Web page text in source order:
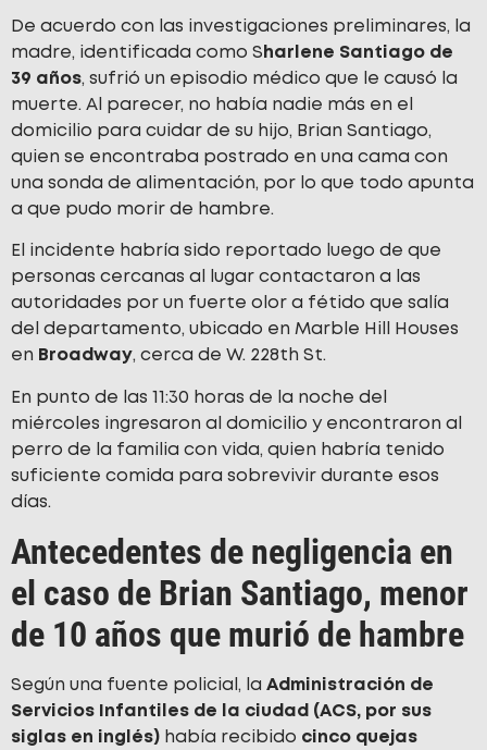
De acuerdo con las investigaciones preliminares, la
madre, identificada como S harlene Santiago de
39 años, sufrió un episodio médico que le causó la
muerte. Al parecer, no había nadie más en el
domicilio para cuidar de su hijo, Brian Santiago,
quien se encontraba postrado en una cama con
una sonda de alimentación, por lo que todo apunta
a que pudo morir de hambre.
El incidente habría sido reportado luego de que
personas cercanas al lugar contactaron a las
autoridades por un fuerte olor a fétido que salía
del departamento, ubicado en Marble Hill Houses
en Broadway, cerca de W. 228th St.
En punto de las 11:30 horas de la noche del
miércoles ingresaron al domicilio y encontraron al
perro de la familia con vida, quien habría tenido
suficiente comida para sobrevivir durante esos
días.
Antecedentes de negligencia en
el caso de Brian Santiago, menor
de 10 años que murió de hambre
Según una fuente policial, la Administración de
Servicios Infantiles de la ciudad (ACS, por sus
siglas en inglés) había recibido cinco quejas